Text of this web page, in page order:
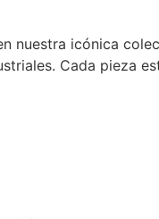
nuestra icónica
Cada pieza